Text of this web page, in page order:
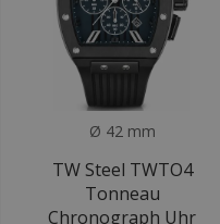
Ø 42 mm
TW Steel TWTO4
Tonneau
Chronograph Uhr